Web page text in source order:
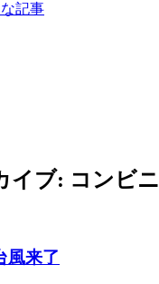
記事
イブ: コンビニ
風来了